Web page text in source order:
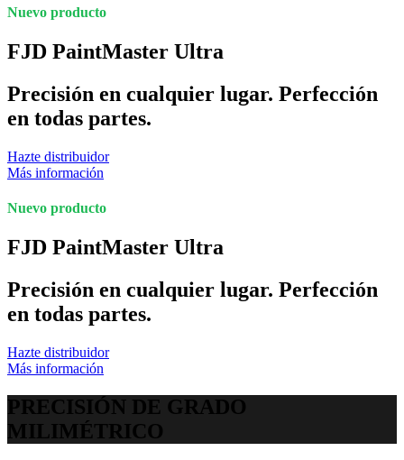
Nuevo producto
FJD PaintMaster Ultra
Precisión en cualquier lugar. Perfección
en todas partes.
Hazte distribuidor
Más información
Nuevo producto
FJD PaintMaster Ultra
Precisión en cualquier lugar. Perfección
en todas partes.
Hazte distribuidor
Más información
PRECISIÓN DE GRADO
MILIMÉTRICO